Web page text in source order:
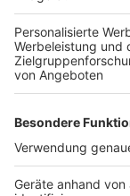
es Corona
weitere Räume,
verschieben,
500 Zuschauer
sechs
Fächer
Gelände auch
Oberstufe. In
komplette